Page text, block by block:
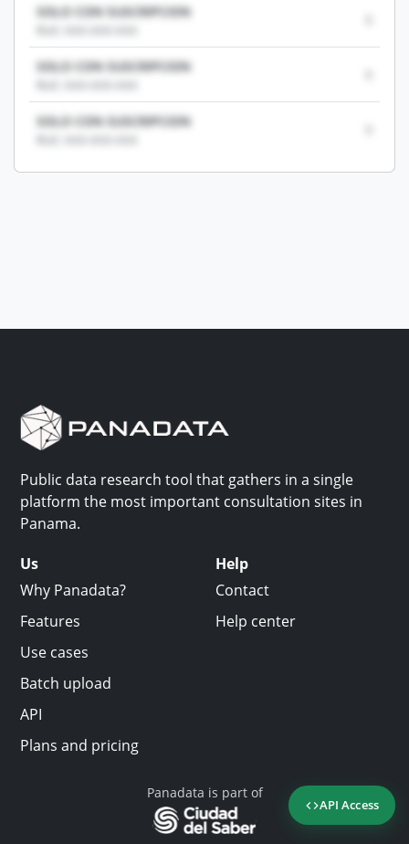
API Access
SOLO CON SUSCRIPCION
SOLO CON SUSCRIPCION
SOLO CON SUSCRIPCION
Public data research tool that gathers in a single
platform the most important consultation sites in
Panama.
Us
Why Panadata?
Features
Use cases
Batch upload
API
Plans and pricing
Help
Contact
Help center
Panadata is part of